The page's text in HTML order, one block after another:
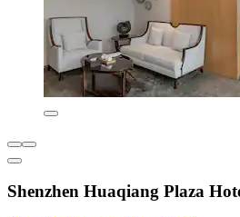
Shenzhen Huaqiang Plaza